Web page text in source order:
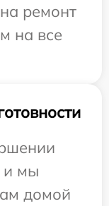
ремонт
на все
и мы
домой